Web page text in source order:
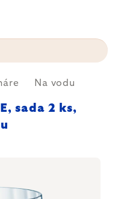
Na vodu
sada 2 ks,